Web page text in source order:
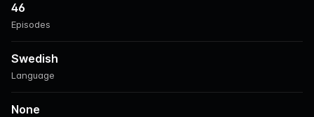
Episodes
46
Language
Swedish
None